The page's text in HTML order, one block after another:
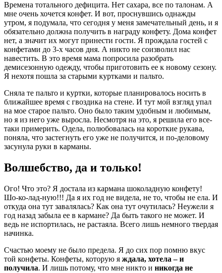
Времена тотального дефицита. Нет сахара, все по талонам. А
мне очень хочется конфет. И вот, проснувшись однажды
утром, я подумала, что сегодня у меня замечательный день, и я
обязательно должна получить в награду конфету. Дома конфет
нет, а значит их могут принести гости. Я прождала гостей с
конфетами до 3-х часов дня. А никто не соизволил нас
навестить. В это время мама попросила разобрать
демисезонную одежду, чтобы приготовить ее к новому сезону.
Я нехотя пошла за старыми куртками и пальто.
Сняла те пальто и куртки, которые планировалось носить в
ближайшее время с гвоздика на стене. И тут мой взгляд упал
на мое старое пальто. Оно было таким удобным и любимым,
но я из него уже выросла. Несмотря на это, я решила его все-
таки примерить. Одела, полюбовалась на короткие рукава,
поняла, что застегнуть его уже не получится, и по-деловому
засунула руки в карманы.
Волшебство, да и только!
Ого! Что это? Я достала из кармана шоколадную конфету!
Шо-ко-лад-ную!!! Да я их год не видела, не то, чтобы не ела. И
откуда она тут завалялась? Как она тут очутилась? Неужели я
год назад забыла ее в кармане? Да быть такого не может. И
ведь не испортилась, не растаяла. Всего лишь немного твердая
начинка.
Счастью моему не было предела. Я до сих пор помню вкус
той конфеты. Конфеты, которую я ждала, хотела – и
получила. И лишь потому, что мне никто и никогда не